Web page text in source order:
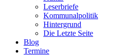
Leserbriefe
Kommunalpolitik
Hintergrund
Die Letzte Seite
Blog
Termine